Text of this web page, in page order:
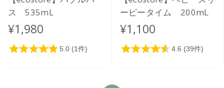
ス 535mL
¥1,980
ーピータイム 200mL
¥1,100